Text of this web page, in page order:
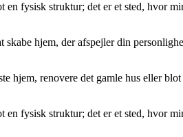
en fysisk struktur; det er et sted, hvor
hjem, der afspejler din
hjem, renovere det gamle hus eller
en fysisk struktur; det er et sted, hvor